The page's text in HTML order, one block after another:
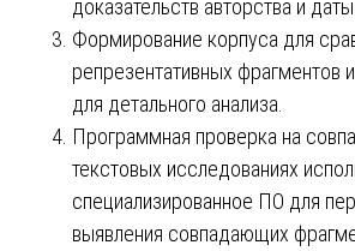
доказательств авторства и
Формирование корпуса для
репрезентативных фрагментов
для детального анализа.
Программная проверка на
текстовых исследованиях
специализированное ПО для
выявления совпадающих